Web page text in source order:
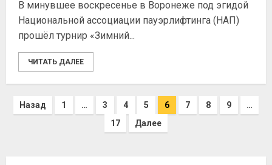
В минувшее воскресенье в Воронеже под эгидой
Национальной ассоциации пауэрлифтинга (НАП)
прошёл турнир «Зимний...
ЧИТАТЬ ДАЛЕЕ
Назад 1 … 3 4 5 6 7 8 9
…
17
Далее